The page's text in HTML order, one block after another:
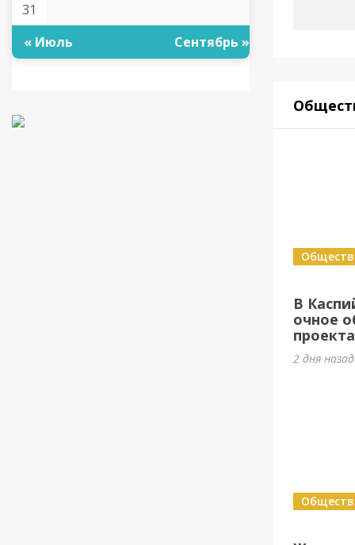
31
« Июль
Сентябрь »
В
очное
2 дня